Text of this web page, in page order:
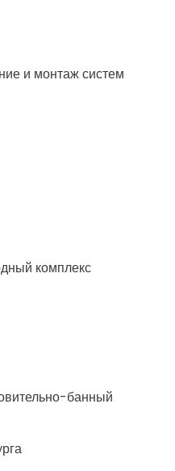
и монтаж систем
комплекс
банный